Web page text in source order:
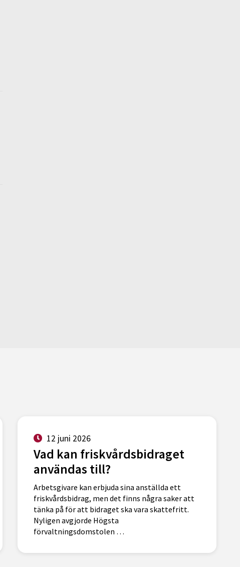
12 juni 2026
Vad kan friskvårdsbidraget
användas till?
Arbetsgivare kan erbjuda sina anställda ett
friskvårdsbidrag, men det finns några saker att
tänka på för att bidraget ska vara skattefritt.
Nyligen avgjorde Högsta
förvaltningsdomstolen …